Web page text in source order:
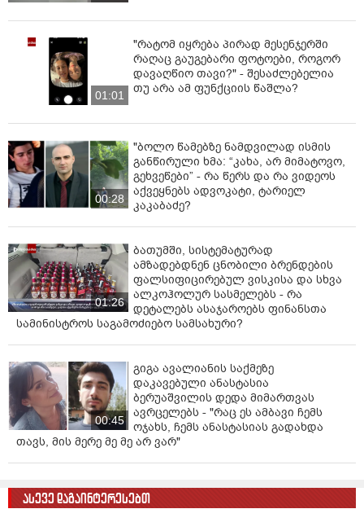
01:01
"რატომ იყრება პირად მესენჯერში
რაღაც გაუგებარი ფოტოები, როგორ
დავაღწიო თავი?" - შესაძლებელია
თუ არა ამ ფუნქციის წაშლა?
00:28
"ბოლო წამებზე ნამდვილად ისმის
განწირული ხმა: “კახა, არ მიმატოვო,
გეხვეწები” - რა წერს და რა ვიდეოს
აქვეყნებს ადვოკატი, ტარიელ
კაკაბაძე?
01:26
ბათუმში, სისტემატურად
ამზადებდნენ ცნობილი ბრენდების
ფალსიფიცირებულ ვისკისა და სხვა
ალკოჰოლურ სასმელებს - რა
დეტალებს ასაჯაროებს ფინანსთა
სამინისტროს საგამოძიებო სამსახური?
00:45
გიგა ავალიანის საქმეზე
დაკავებული ანასტასია
ბერუაშვილის დედა მიმართვას
ავრცელებს - "რაც ეს ამბავი ჩემს
ოჯახს, ჩემს ანასტასიას გადახდა
თავს, მის მერე მე მე არ ვარ"
ასევე დაგაინტერესებთ